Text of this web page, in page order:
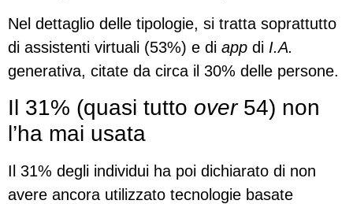
Nel dettaglio delle tipologie, si tratta soprattutto
di assistenti virtuali (53%) e di app di I.A.
generativa, citate da circa il 30% delle persone.
Il 31% (quasi tutto over54) non
l’ha mai usata
Il 31% degli individui ha poi dichiarato di non
avere ancora utilizzato tecnologie basate